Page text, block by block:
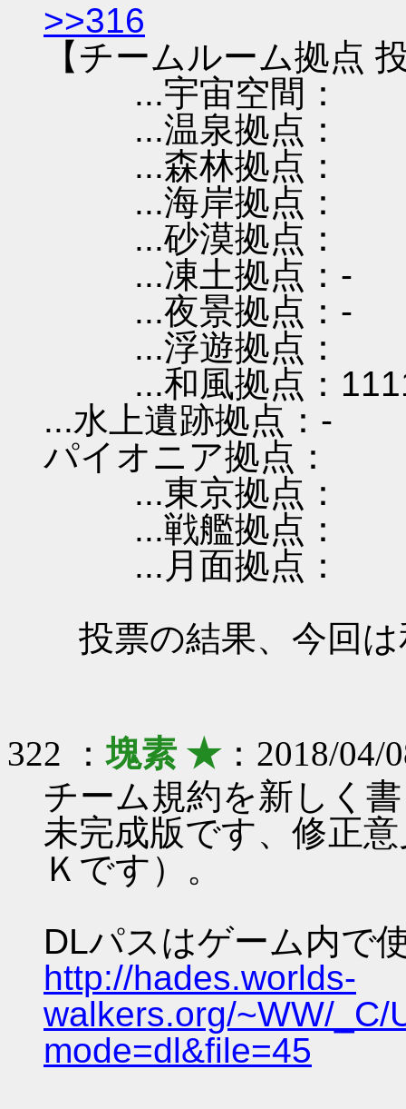
>>316
【チームルーム拠点
...宇宙空間：
...温泉拠点：
...森林拠点：
...海岸拠点：
...砂漠拠点：
...凍土拠点：-
...夜景拠点：-
...浮遊拠点：
...和風拠点：
...水上遺跡拠点：-
パイオニア拠点：
...東京拠点：
...戦艦拠点：
...月面拠点：
投票の結果、今回
322 ：塊素 ★：2018/04/
チーム規約を新しく
未完成版です、修正
Ｋです）。
DLパスはゲーム内で
http://hades.worlds-
walkers.org/~WW/_C/
mode=dl&file=45